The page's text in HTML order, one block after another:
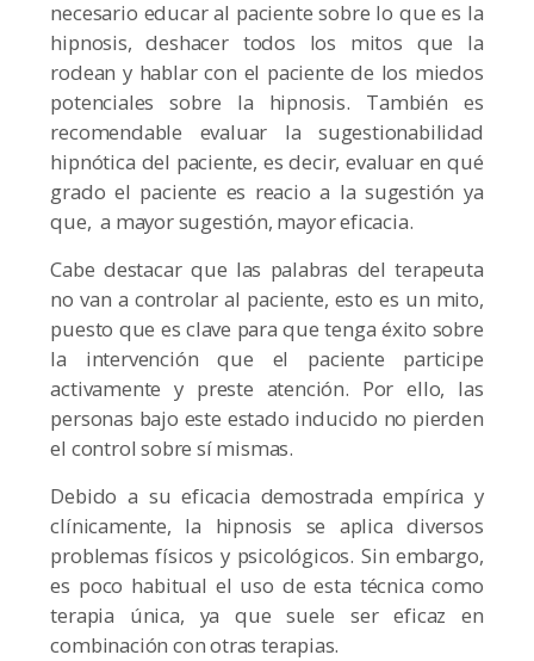
necesario educar al paciente sobre lo que es la
hipnosis, deshacer todos los mitos que la
rodean y hablar con el paciente de los miedos
potenciales sobre la hipnosis. También es
recomendable evaluar la sugestionabilidad
hipnótica del paciente, es decir, evaluar en qué
grado el paciente es reacio a la sugestión ya
que, a mayor sugestión, mayor eficacia.
Cabe destacar que las palabras del terapeuta
no van a controlar al paciente, esto es un mito,
puesto que es clave para que tenga éxito sobre
la intervención que el paciente participe
activamente y preste atención. Por ello, las
personas bajo este estado inducido no pierden
el control sobre sí mismas.
Debido a su eficacia demostrada empírica y
clínicamente, la hipnosis se aplica diversos
problemas físicos y psicológicos. Sin embargo,
es poco habitual el uso de esta técnica como
terapia única, ya que suele ser eficaz en
combinación con otras terapias.